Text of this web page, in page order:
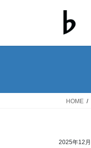
HOME
2025年12月